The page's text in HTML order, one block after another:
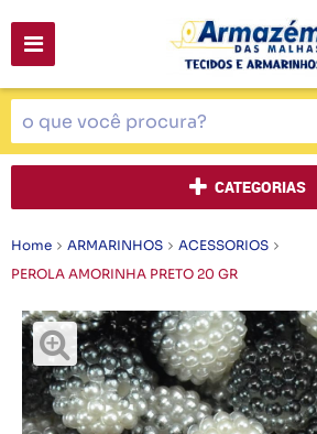
CATEGORIAS
Home ARMARINHOS
ACESSORIOS
PEROLA AMORINHA PRETO 20 GR